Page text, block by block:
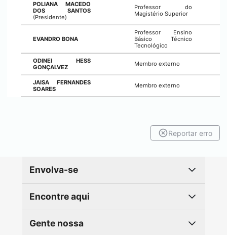
POLIANA MACEDO
DOS SANTOS
(Presidente)
Professor do
Magistério Superior
EVANDRO BONA
Professor Ensino
Básico Técnico
Tecnológico
ODINEI HESS
GONÇALVEZ
Membro externo
JAISA FERNANDES
SOARES
Membro externo
Reportar erro
Envolva-se
Encontre aqui
Gente nossa